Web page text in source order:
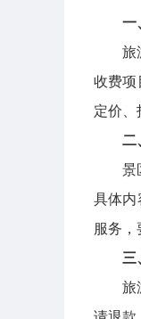
一
旅
收费项
定价、
二
景
具体内
服务，
三
旅